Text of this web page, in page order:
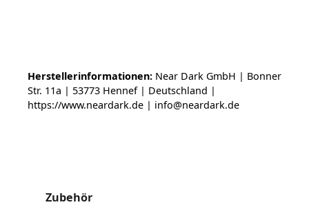
Herstellerinformationen: Near Dark GmbH | Bonner
Str. 11a | 53773 Hennef | Deutschland |
https://www.neardark.de | info@neardark.de
Produktgalerie überspringen
Zubehör